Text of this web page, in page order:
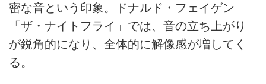
密な音という印象。ドナルド・フェイゲン
「ザ・ナイトフライ」では、音の立ち上がり
が鋭角的になり、全体的に解像感が増してく
る。